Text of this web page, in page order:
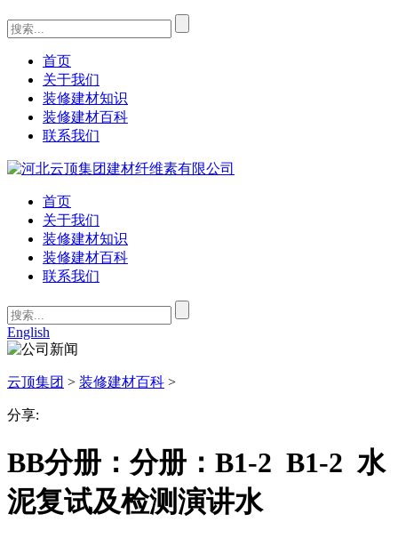
首页
关于我们
装修建材知识
装修建材百科
联系我们
首页
关于我们
装修建材知识
装修建材百科
联系我们
English
云顶集团 > 装修建材百科 >
分享:
BB分册：分册：B1-2 B1-2 水
泥复试及检测演讲水